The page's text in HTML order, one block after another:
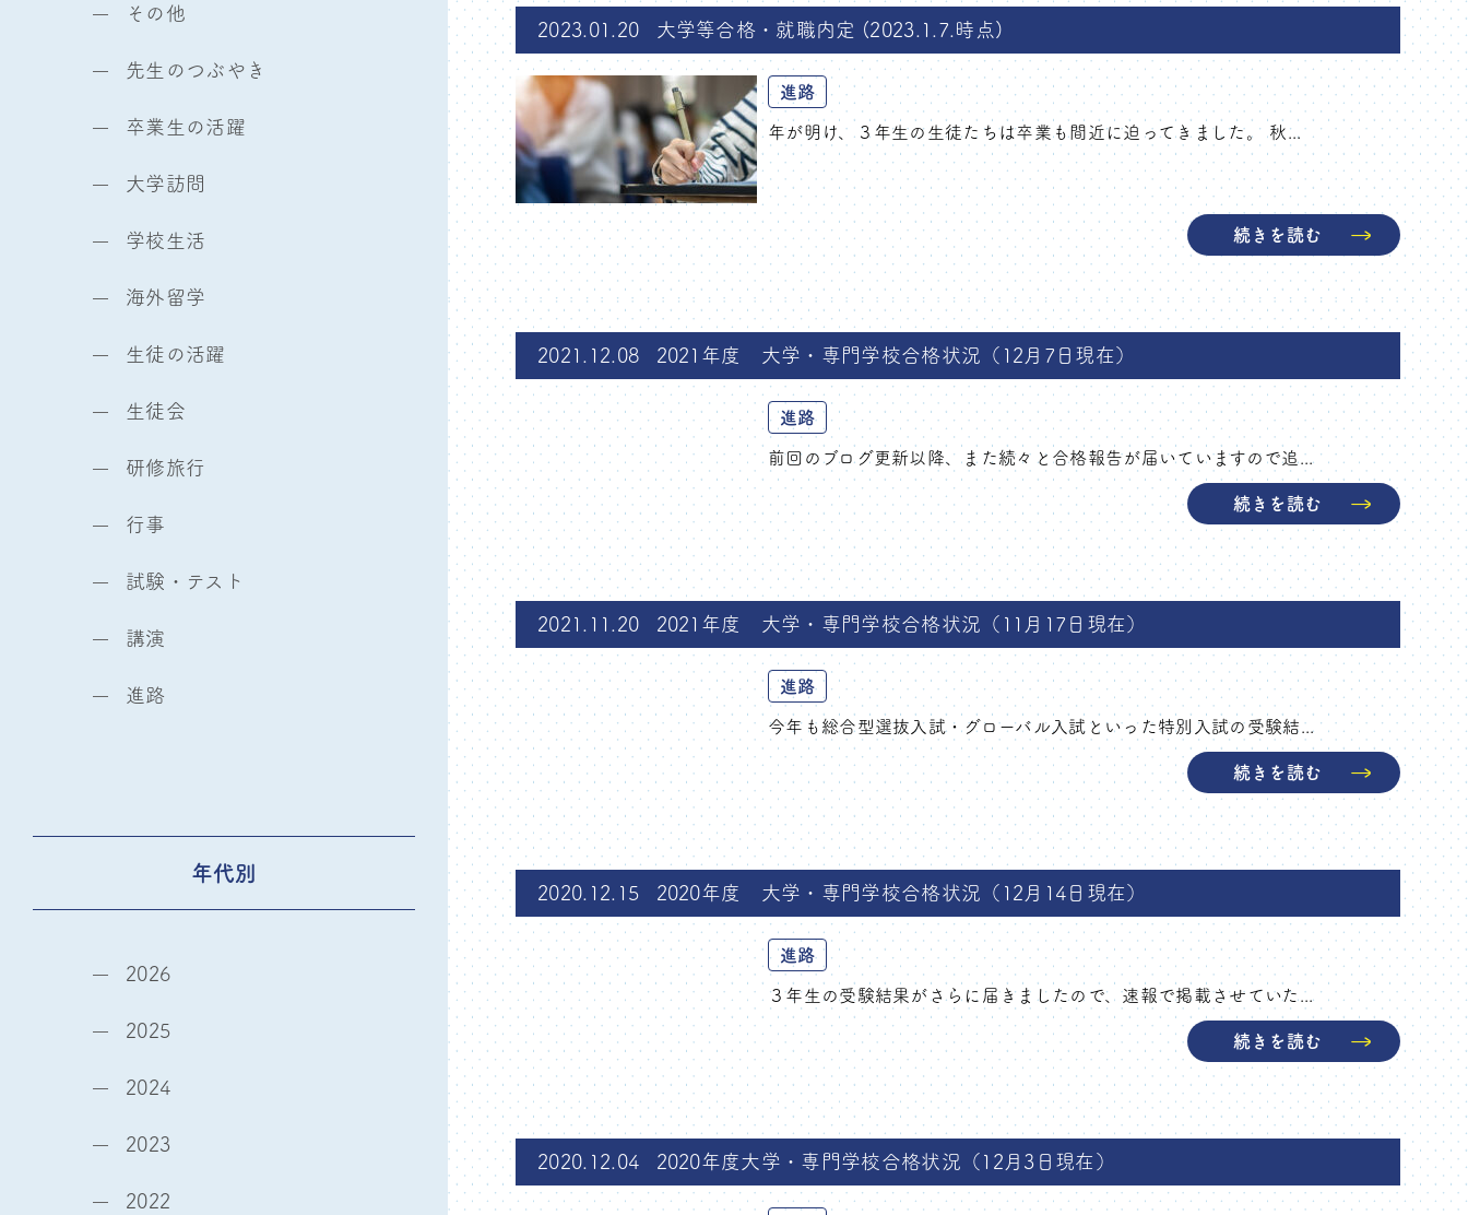
2023.01.20 大学等合格・就職内定 (2023.1.7.時点)
進路
年が明け、３年生の生徒たちは卒業も間近に迫ってきました。 秋...
続きを読む
2021.12.08 2021年度 大学・専門学校合格状況（12月7日現在）
進路
前回のブログ更新以降、また続々と合格報告が届いていますので追...
続きを読む
2021.11.20 2021年度 大学・専門学校合格状況（11月17日現在）
進路
今年も総合型選抜入試・グローバル入試といった特別入試の受験結...
続きを読む
2020.12.15 2020年度 大学・専門学校合格状況（12月14日現在）
進路
３年生の受験結果がさらに届きましたので、速報で掲載させていた...
続きを読む
2020.12.04 2020年度大学・専門学校合格状況（12月3日現在）
その他
先生のつぶやき
卒業生の活躍
大学訪問
学校生活
海外留学
生徒の活躍
生徒会
研修旅行
行事
試験・テスト
講演
進路
年代別
2026
2025
2024
2023
2022